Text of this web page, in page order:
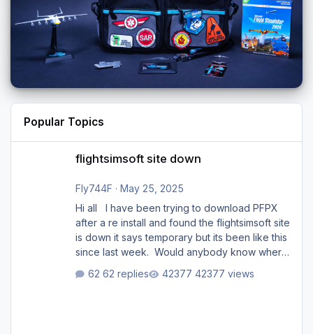
Popular Topics
flightsimsoft site down
Fly744F · May 25, 2025
Hi all I have been trying to download PFPX
after a re install and found the flightsimsoft site
is down it says temporary but its been like this
since last week. Would anybody know where
support email for them either. thank you
62 replies 42377 views